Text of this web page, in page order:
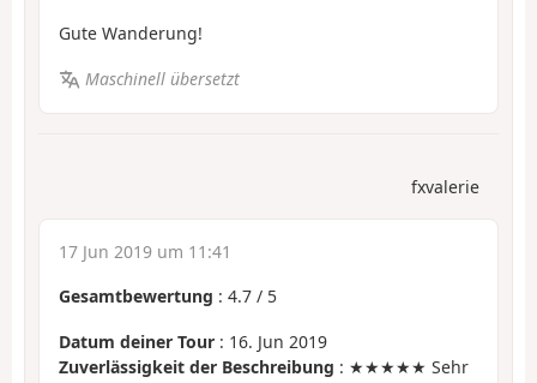
Gute Wanderung!
Maschinell übersetzt
fxvalerie
17 Jun 2019 um 11:41
Gesamtbewertung : 4.7 / 5
Datum deiner Tour : 16. Jun 2019
Zuverlässigkeit der Beschreibung : ★★★★★ Sehr